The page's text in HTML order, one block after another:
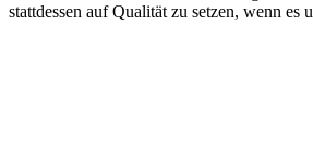
stattdessen auf Qualität zu setzen, wenn es